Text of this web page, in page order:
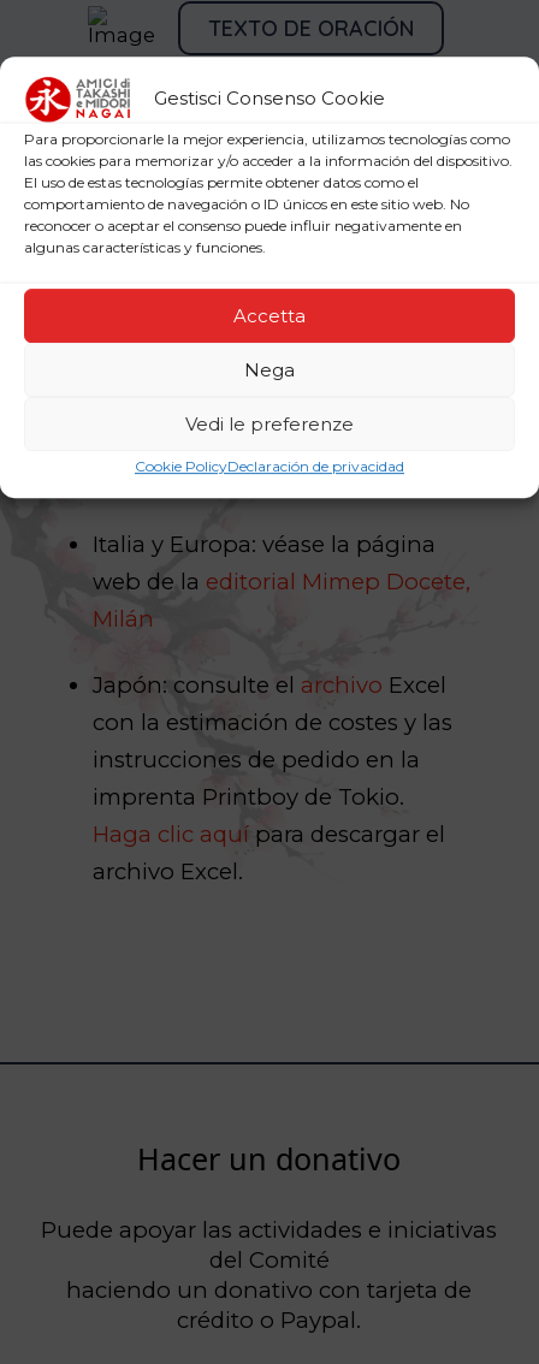
Gestisci Consenso Cookie
Para proporcionarle la mejor experiencia, utilizamos tecnologías como
las cookies para memorizar y/o acceder a la información del dispositivo.
El uso de estas tecnologías permite obtener datos como el
comportamiento de navegación o ID únicos en este sitio web. No
reconocer o aceptar el consenso puede influir negativamente en
algunas características y funciones.
Accetta
Nega
Vedi le preferenze
Cookie PolicyDeclaración de privacidad
TEXTO DE ORACIÓN
Solicitar prensa
y canonización de Takashi y Midori
Nagai:
Italia y Europa: véase la página
web de la editorial Mimep Docete,
Milán
Japón: consulte el archivo Excel
con la estimación de costes y las
instrucciones de pedido en la
imprenta Printboy de Tokio.
Haga clic aquí para descargar el
archivo Excel.
Hacer un donativo
Puede apoyar las actividades e iniciativas
del Comité
haciendo un donativo con tarjeta de
crédito o Paypal.